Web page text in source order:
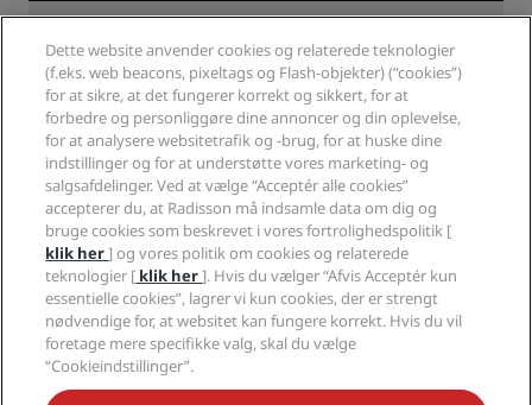
Nye og kommende hoteller
Radisson Hotels-APP
Sports Approved-hoteller
Familievenlige hoteller
Sundhed og sikkerhed
Radisson Hotel Group
Medier
Karriere i RHG
Karriere i PPHE
Karrierer EHL
The Club by RHG
Udviklingsmuligheder
Ansvarlig virksomhed
Indkøb
Fortrolighedscenter
Juridiske oplysninger
Radisson Rewards vilkår og betingelser
Aftale vedrørende brug af hjemmesiden
Digital tilgængelighed
Erklæring om moderne slaveri
Hjælp
Advarsler til forbrugere
Kontakt
Ofte stillede spørgsmål
Sitemap
Sociale medier
Radisson Hotels-brands
Dette website anvender cookies og relaterede teknologier
(f.eks. web beacons, pixeltags og Flash-objekter) (“cookies”)
for at sikre, at det fungerer korrekt og sikkert, for at
forbedre og personliggøre dine annoncer og din oplevelse,
for at analysere websitetrafik og -brug, for at huske dine
indstillinger og for at understøtte vores marketing- og
salgsafdelinger. Ved at vælge “Acceptér alle cookies”
accepterer du, at Radisson må indsamle data om dig og
bruge cookies som beskrevet i vores fortrolighedspolitik [
klik her] og vores politik om cookies og relaterede
teknologier [ klik her]. Hvis du vælger “Afvis Acceptér kun
essentielle cookies”, lagrer vi kun cookies, der er strengt
nødvendige for, at websitet kan fungere korrekt. Hvis du vil
foretage mere specifikke valg, skal du vælge
“Cookieindstillinger”.